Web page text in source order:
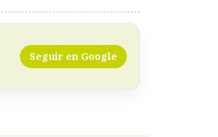
Seguir en Google